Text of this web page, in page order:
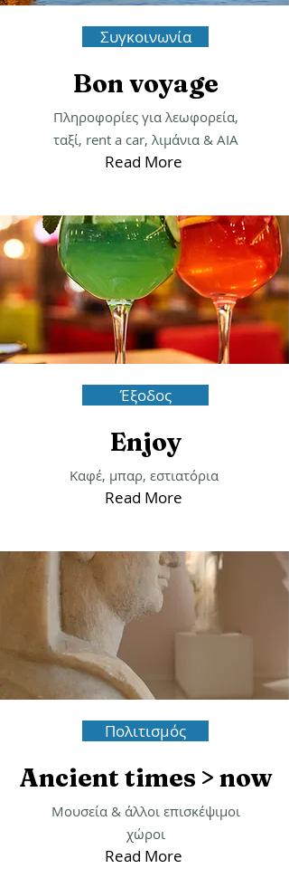
Συγκοινωνία
Bon voyage
Πληροφορίες για λεωφορεία,
Read More
Έξοδος
Enjoy
Read More
Πολιτισμός
Ancient times > now
Μουσεία & άλλοι επισκέψιμοι